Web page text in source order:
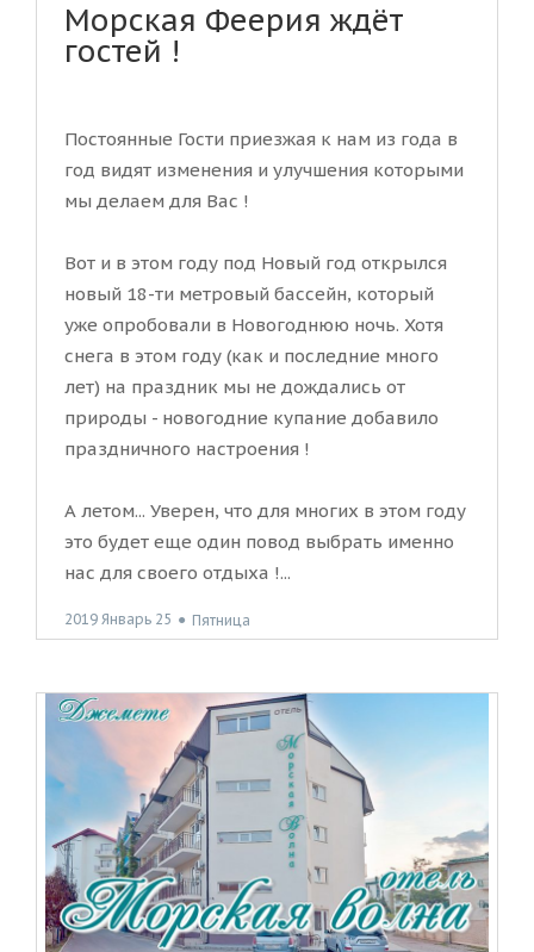
Морская Феерия ждёт
гостей !
Постоянные Гости приезжая к нам из года в
год видят изменения и улучшения которыми
мы делаем для Вас !
Вот и в этом году под Новый год открылся
новый 18-ти метровый бассейн, который
уже опробовали в Новогоднюю ночь. Хотя
снега в этом году (как и последние много
лет) на праздник мы не дождались от
природы - новогодние купание добавило
праздничного настроения !
А летом... Уверен, что для многих в этом году
это будет еще один повод выбрать именно
нас для своего отдыха !...
2019 Январь 25 ● Пятница